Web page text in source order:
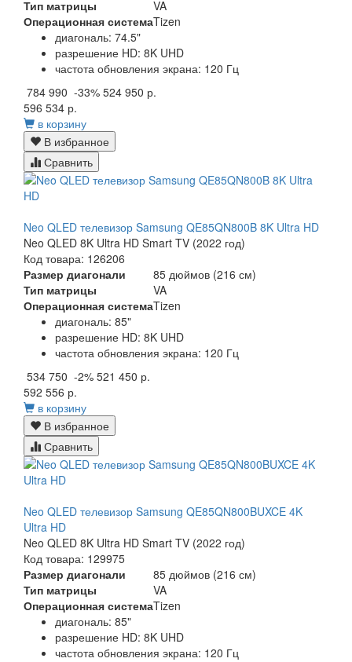
Тип матрицы
VA
Операционная системаTizen
диагональ: 74.5"
разрешение HD: 8K UHD
частота обновления экрана: 120 Гц
784 990 -33% 524 950 р.
596 534 р.
в корзину
В избранное
Сравнить
Neo QLED телевизор Samsung QE85QN800B 8K Ultra HD
Neo QLED 8K Ultra HD Smart TV (2022 год)
Код товара: 126206
Размер диагонали
85 дюймов (216 см)
Тип матрицы
VA
Операционная системаTizen
диагональ: 85"
разрешение HD: 8K UHD
частота обновления экрана: 120 Гц
534 750 -2% 521 450 р.
592 556 р.
в корзину
В избранное
Сравнить
Neo QLED телевизор Samsung QE85QN800BUXCE 4K
Ultra HD
Neo QLED 8K Ultra HD Smart TV (2022 год)
Код товара: 129975
Размер диагонали
85 дюймов (216 см)
Тип матрицы
VA
Операционная системаTizen
диагональ: 85"
разрешение HD: 8K UHD
частота обновления экрана: 120 Гц